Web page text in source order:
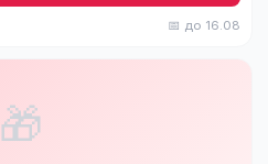
📅 до 16.08
🎁